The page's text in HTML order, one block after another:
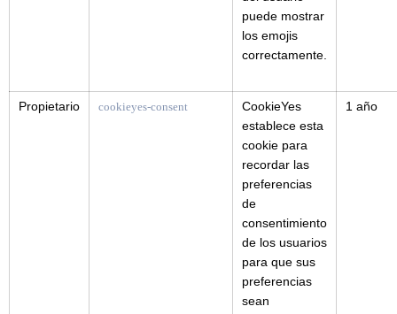
puede mostrar
los emojis
correctamente.
Propietario cookieyes-consent
CookieYes
establece esta
cookie para
recordar las
preferencias
de
consentimiento
de los usuarios
para que sus
preferencias
sean
1 año